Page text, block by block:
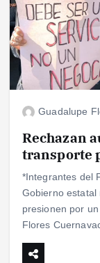
Guadalupe
Rechazan
transporte
*Integrantes del
Gobierno
presionen por
Flores